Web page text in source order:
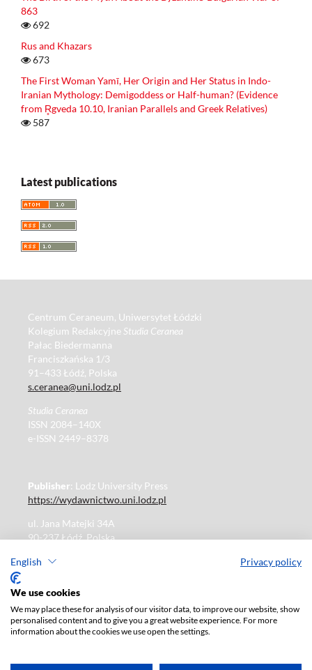
English Privacy policy
We use cookies
We may place these for analysis of our visitor data, to improve our website, show
personalised content and to give you a great website experience. For more
information about the cookies we use open the settings.
863
692
Rus and Khazars
673
The First Woman Yamī, Her Origin and Her Status in Indo-
Iranian Mythology: Demigoddess or Half-human? (Evidence
from R̥gveda 10.10, Iranian Parallels and Greek Relatives)
587
Latest publications
Centrum Ceraneum, Uniwersytet Łódzki
Kolegium Redakcyjne Studia Ceranea
Pałac Biedermanna
Franciszkańska 1/3
91–433 Łódź, Polska
s.ceranea@uni.lodz.pl
Studia Ceranea
ISSN 2084–140X
e-ISSN 2449–8378
Publisher: Lodz University Press
https://wydawnictwo.uni.lodz.pl
ul. Jana Matejki 34A
90-237 Łódź, Polska
Publisher's office: journals@uni.lodz.pl
The electronic version of the journal is fully available on
the website in Open Access: